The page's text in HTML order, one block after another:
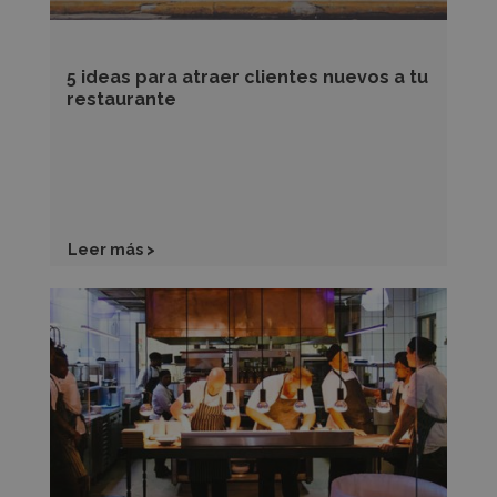
5 ideas para atraer clientes nuevos a tu
restaurante
restaurante
Leer más >
consejos
para
elegir
staff
perfecto